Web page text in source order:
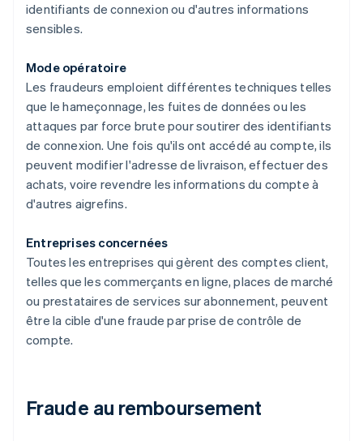
identifiants de connexion ou d'autres informations
sensibles.
Mode opératoire
Les fraudeurs emploient différentes techniques telles
que le hameçonnage, les fuites de données ou les
attaques par force brute pour soutirer des identifiants
de connexion. Une fois qu'ils ont accédé au compte, ils
peuvent modifier l'adresse de livraison, effectuer des
achats, voire revendre les informations du compte à
d'autres aigrefins.
Entreprises concernées
Toutes les entreprises qui gèrent des comptes client,
telles que les commerçants en ligne, places de marché
ou prestataires de services sur abonnement, peuvent
être la cible d'une fraude par prise de contrôle de
compte.
Fraude au remboursement